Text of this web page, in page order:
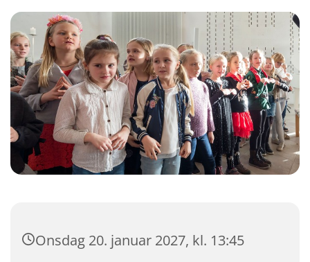
Onsdag 20. januar 2027, kl. 13:45